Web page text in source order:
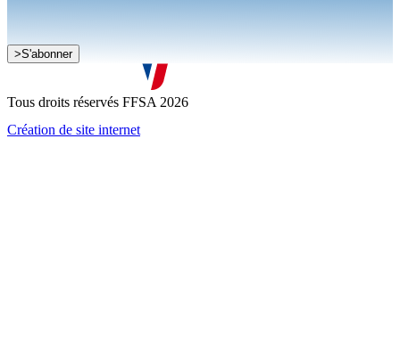
Je souhaite recevoir la newsletter de la FFSA
J'accepte que mes informations soient collectées conformément à
politique de confidentialité
>S'abonner
Tous droits réservés FFSA 2026
Création de site internet